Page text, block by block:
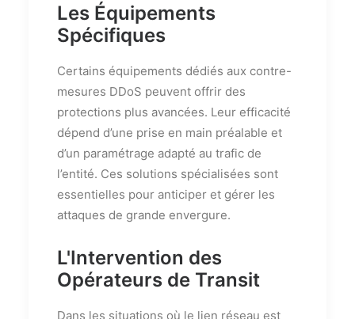
Les Équipements
Spécifiques
Certains équipements dédiés aux contre-
mesures DDoS peuvent offrir des
protections plus avancées. Leur efficacité
dépend d’une prise en main préalable et
d’un paramétrage adapté au trafic de
l’entité. Ces solutions spécialisées sont
essentielles pour anticiper et gérer les
attaques de grande envergure.
L'Intervention des
Opérateurs de Transit
Dans les situations où le lien réseau est